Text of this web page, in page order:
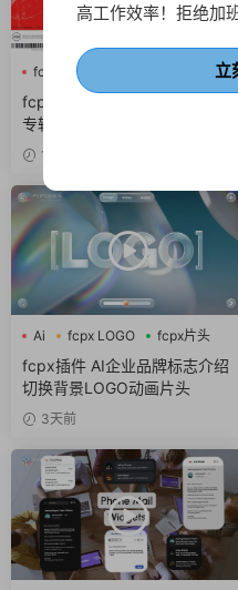
fcpx快剪
fcpx插件 酷炫街头风摇滚音乐
专辑介绍视频包装
19小时前
Ai fcpx LOGO fcpx片头
fcpx插件 AI企业品牌标志介绍
切换背景LOGO动画片头
3天前
高工作效率！拒绝加班
立